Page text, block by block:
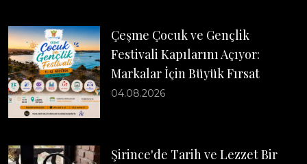
Çeşme Çocuk ve Gençlik
Festivali Kapılarını Açıyor:
Markalar İçin Büyük Fırsat
04.08.2026
Şirince'de Tarih ve Lezzet Bir